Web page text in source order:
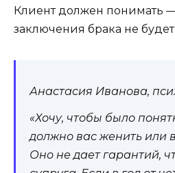
Клиент должен понимать
заключения брака не будет.
Анастасия Иванова,
«Хочу, чтобы было
должно вас женить или
Оно не дает гарантий,